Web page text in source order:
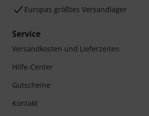
Europas größtes Versandlager
Service
Versandkosten und Lieferzeiten
Hilfe-Center
Gutscheine
Kontakt